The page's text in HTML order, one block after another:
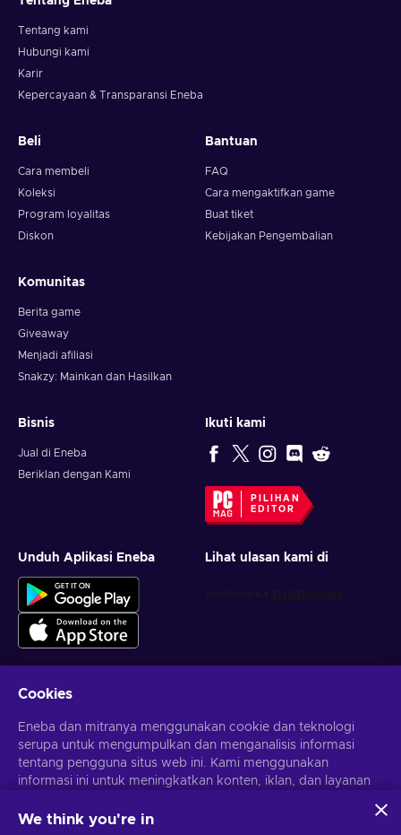
Tentang kami
Hubungi kami
Karir
Kepercayaan & Transparansi Eneba
Beli
Cara membeli
Koleksi
Program loyalitas
Diskon
Bantuan
FAQ
Cara mengaktifkan game
Buat tiket
Kebijakan Pengembalian
Komunitas
Berita game
Giveaway
Menjadi afiliasi
Snakzy: Mainkan dan Hasilkan
Bisnis
Jual di Eneba
Beriklan dengan Kami
Ikuti kami
PILIHAN
EDITOR
Unduh Aplikasi Eneba Lihat ulasan kami di
Berlangganan
Kamu dapat berhenti berlangganan kapan saja. Kunjungi
Cookies
Eneba dan mitranya menggunakan cookie dan teknologi
serupa untuk mengumpulkan dan menganalisis informasi
tentang pengguna situs web ini. Kami menggunakan
informasi ini untuk meningkatkan konten, iklan, dan layanan
personalisasi iklan.
We think you're in